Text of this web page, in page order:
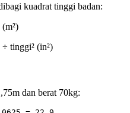
kuadrat tinggi badan:
tinggi² (in²)
dan berat 70kg: